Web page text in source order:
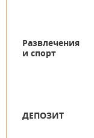
Развлечения
и спорт
ДЕПОЗИТ